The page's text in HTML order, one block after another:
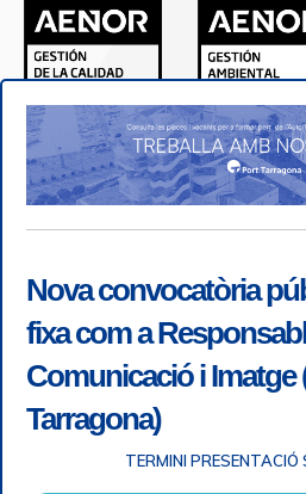
Nova convocatòria
fixa com a
Comunicació i Imatge
Tarragona)
TERMINI PRESENTACIÓ